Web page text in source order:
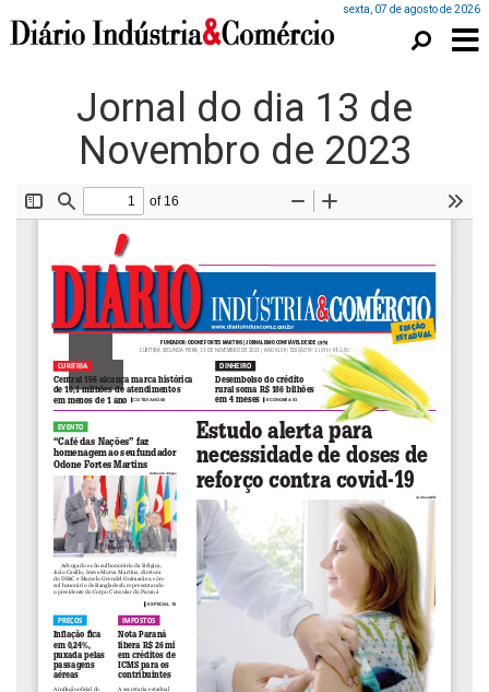
sexta, 07 de agosto de 2026
Jornal do dia 13 de
Novembro de 2023